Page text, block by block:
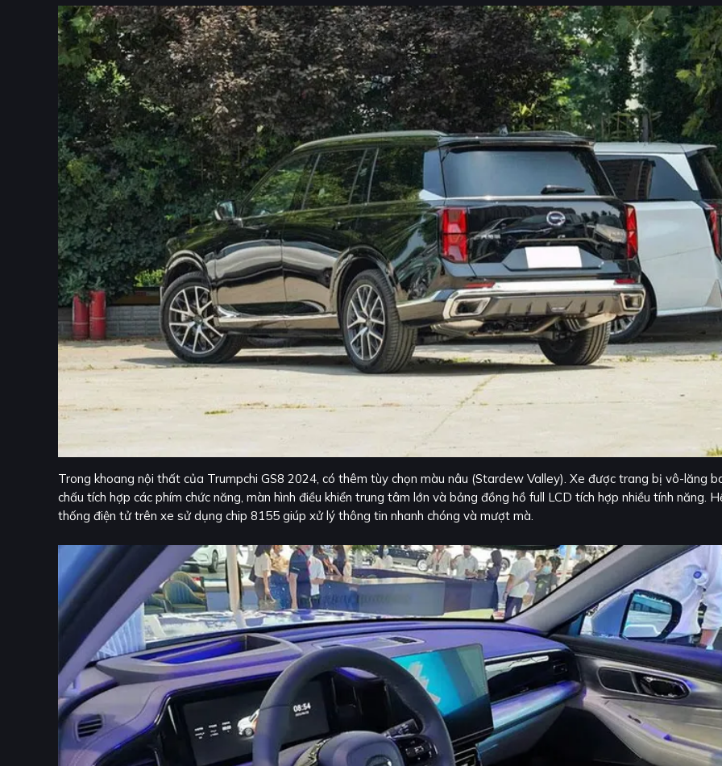
Trong khoang nội thất của Trumpchi GS8 2024, có thêm tùy chọn màu nâu (Stardew Valley). Xe được trang bị vô-lăng
chấu tích hợp các phím chức năng, màn hình điều khiển trung tâm lớn và bảng đồng hồ full LCD tích hợp nhiều tính năng.
thống điện tử trên xe sử dụng chip 8155 giúp xử lý thông tin nhanh chóng và mượt mà.